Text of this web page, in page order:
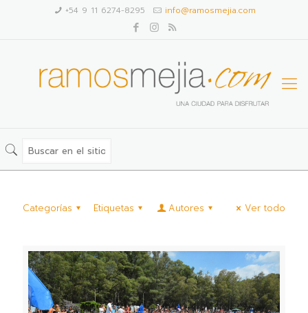
+54 9 11 6274-8295 info@ramosmejia.com
Categorías Etiquetas Autores Ver todo